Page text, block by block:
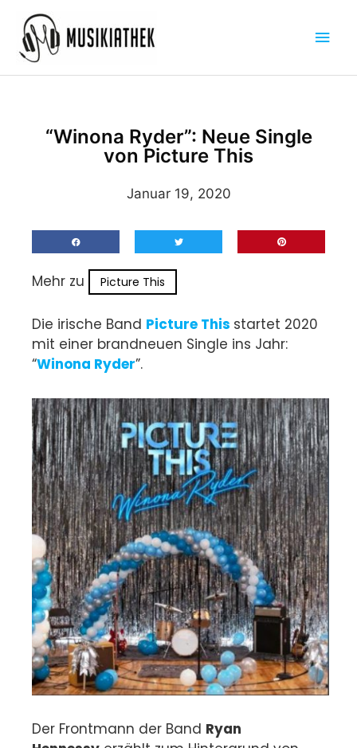
Inhalt
springen
“Winona Ryder”: Neue Single
von Picture This
Januar 19, 2020
Mehr zu Picture This
Die irische Band Picture This startet 2020
mit einer brandneuen Single ins Jahr:
“Winona Ryder”.
Der Frontmann der Band Ryan